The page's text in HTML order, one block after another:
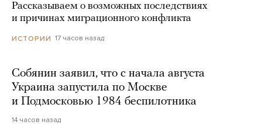
Рассказываем о возможных последствиях
и причинах миграционного конфликта
ИСТОРИИ 17 часов назад
Собянин заявил, что с начала августа
Украина запустила по Москве
и Подмосковью 1984 беспилотника
14 часов назад